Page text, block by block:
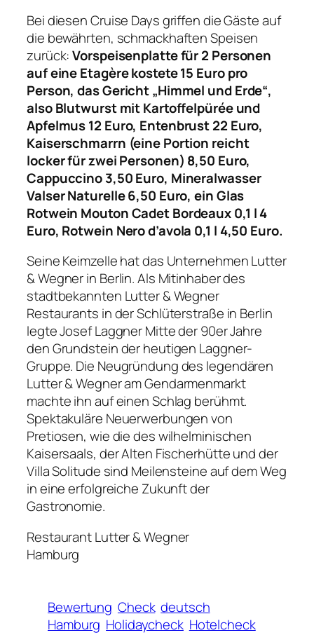
Bei diesen Cruise Days griffen die Gäste auf
die bewährten, schmackhaften Speisen
zurück:Vorspeisenplatte für 2 Personen
auf eine Etagère kostete 15 Euro pro
Person, das Gericht „Himmel und Erde“,
also Blutwurst mit Kartoffelpürée und
Apfelmus 12 Euro, Entenbrust 22 Euro,
Kaiserschmarrn (eine Portion reicht
locker für zwei Personen) 8,50 Euro,
Cappuccino 3,50 Euro, Mineralwasser
Valser Naturelle 6,50 Euro, ein Glas
Rotwein Mouton Cadet Bordeaux 0,1 l 4
Euro, Rotwein Nero d’avola 0,1 l 4,50 Euro.
Seine Keimzelle hat das Unternehmen Lutter
& Wegner in Berlin. Als Mitinhaber des
stadtbekannten Lutter & Wegner
Restaurants in der Schlüterstraße in Berlin
legte Josef Laggner Mitte der 90er Jahre
den Grundstein der heutigen Laggner-
Gruppe. Die Neugründung des legendären
Lutter & Wegner am Gendarmenmarkt
machte ihn auf einen Schlag berühmt.
Spektakuläre Neuerwerbungen von
Pretiosen, wie die des wilhelminischen
Kaisersaals, der Alten Fischerhütte und der
Villa Solitude sind Meilensteine auf dem Weg
in eine erfolgreiche Zukunft der
Gastronomie.
Restaurant Lutter & Wegner
Hamburg
Bewertung Check deutsch
Hamburg Holidaycheck Hotelcheck